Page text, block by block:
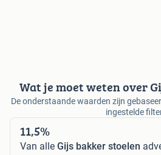
Wat je moet weten over
De onderstaande waarden zijn
ingestelde
11,5%
Van alle Gijs bakker stoelen